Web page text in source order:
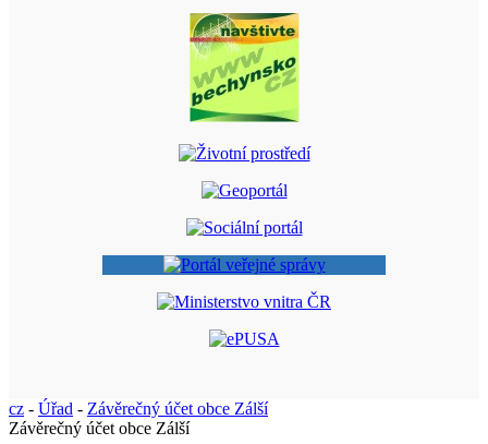
cz - Úřad - Závěrečný účet obce Zálší
Závěrečný účet obce Zálší